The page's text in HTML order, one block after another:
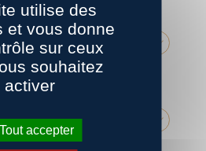
mon véhicule
utilise des
et vous donne
sur ceux
souhaitez
activer
Tout accepter